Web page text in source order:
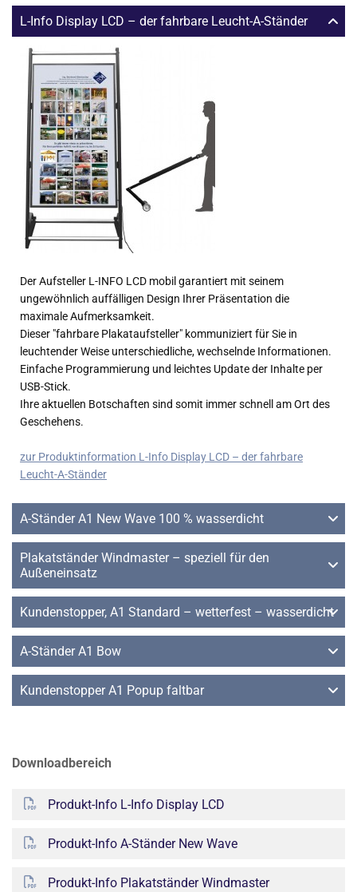
L-Info Display LCD – der fahrbare Leucht-A-Ständer
Der Aufsteller L-INFO LCD mobil garantiert mit seinem
ungewöhnlich auffälligen Design Ihrer Präsentation die
maximale Aufmerksamkeit.
Dieser "fahrbare Plakataufsteller" kommuniziert für Sie in
leuchtender Weise unterschiedliche, wechselnde Informationen.
Einfache Programmierung und leichtes Update der Inhalte per
USB-Stick.
Ihre aktuellen Botschaften sind somit immer schnell am Ort des
Geschehens.
zur Produktinformation L-Info Display LCD – der fahrbare
Leucht-A-Ständer
A-Ständer A1 New Wave 100 % wasserdicht
Plakatständer Windmaster – speziell für den
Außeneinsatz
Kundenstopper, A1 Standard – wetterfest – wasserdicht
A-Ständer A1 Bow
Kundenstopper A1 Popup faltbar
Downloadbereich
Produkt-Info L-Info Display LCD
Produkt-Info A-Ständer New Wave
Produkt-Info Plakatständer Windmaster